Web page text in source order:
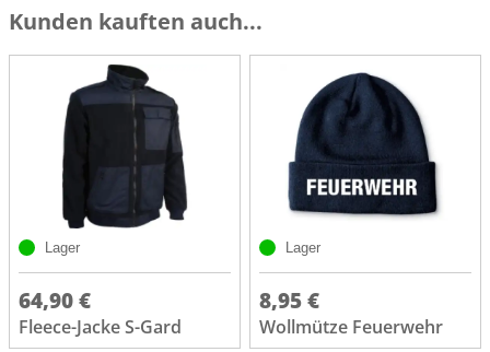
Kunden kauften auch...
Lager
64,90 €
Fleece-Jacke S-Gard
Lager
8,95 €
Wollmütze Feuerwehr